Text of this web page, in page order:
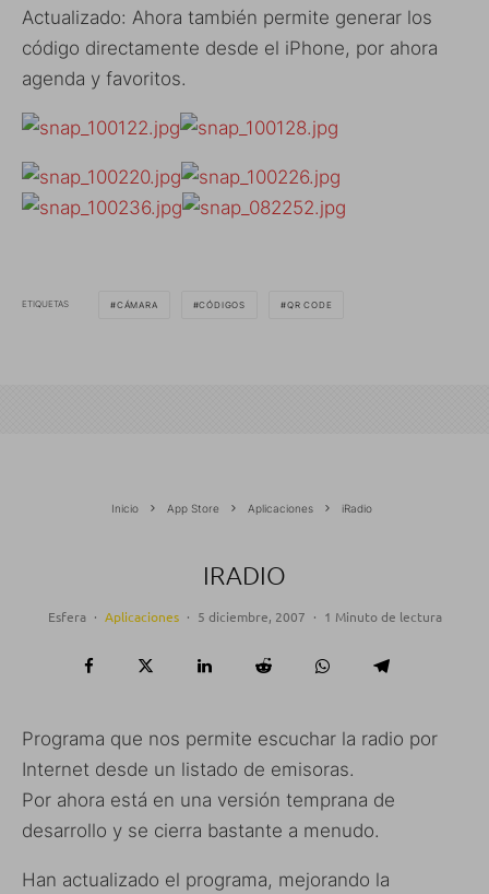
Actualizado: Ahora también permite generar los
código directamente desde el iPhone, por ahora
agenda y favoritos.
ETIQUETAS CÁMARA CÓDIGOS QR CODE
Inicio App Store Aplicaciones iRadio
IRADIO
Esfera · Aplicaciones · 5 diciembre, 2007 · 1 Minuto de lectura
Programa que nos permite escuchar la radio por
Internet desde un listado de emisoras.
Por ahora está en una versión temprana de
desarrollo y se cierra bastante a menudo.
Han actualizado el programa, mejorando la